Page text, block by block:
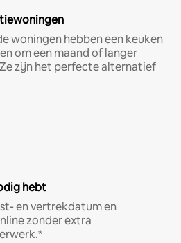
woningen hebben een keuken
om een maand of langer
zijn het perfecte alternatief
hebt
en vertrekdatum en
zonder extra